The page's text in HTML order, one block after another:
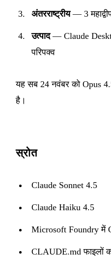
अंतरराष्ट्रीय— 3
उत्पाद— Claude
परिपक्व
यह सब 24 नवंबर को Opus
है।
स्रोत
Claude Sonnet 4.5
Claude Haiku 4.5
Microsoft Foundry में
CLAUDE.md फाइलों